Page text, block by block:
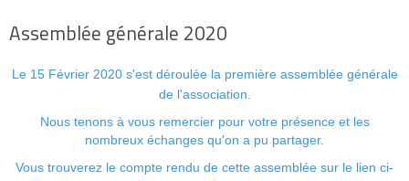
Assemblée générale 2020
Le 15 Février 2020 s'est déroulée la première assemblée générale
de l'association.
Nous tenons à vous remercier pour votre présence et les
nombreux échanges qu'on a pu partager.
Vous trouverez le compte rendu de cette assemblée sur le lien ci-